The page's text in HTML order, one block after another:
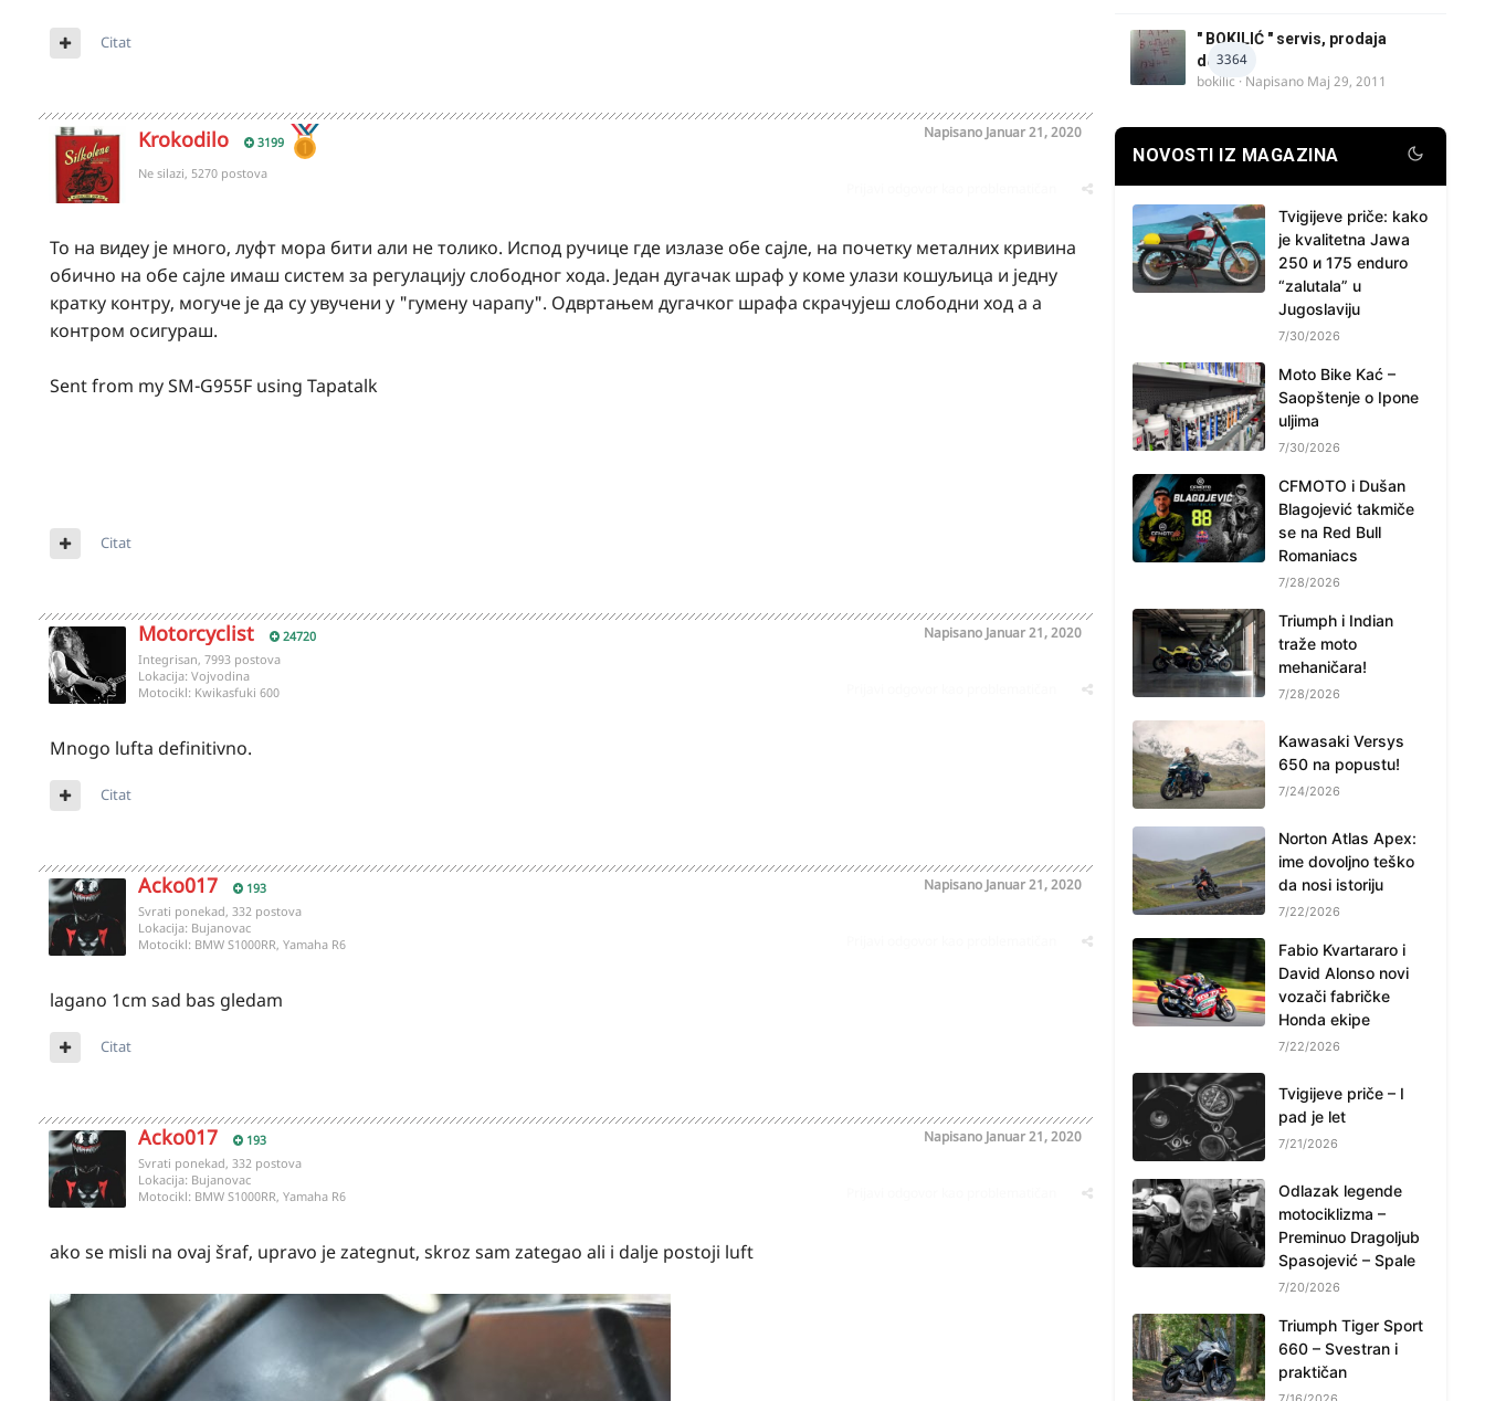
Citat
Krokodilo 3199
Napisano Januar 21, 2020
Ne silazi, 5270 postova
То на видеу је много, луфт мора бити али не толико. Испод ручице где излазе обе сајле, на почетку металних кривина
обично на обе сајле имаш систем за регулацију слободног хода. Један дугачак шраф у коме улази кошуљица и једну
кратку контру, могуче је да су увучени у "гумену чарапу". Одвртањем дугачког шрафа скрачујеш слободни ход а а
контром осигураш.
Sent from my SM-G955F using Tapatalk
Citat
Motorcyclist 24720 Napisano Januar 21, 2020
Integrisan, 7993 postova
Lokacija: Vojvodina
Motocikl: Kwikasfuki 600
Mnogo lufta definitivno.
Citat
Acko017 193 Napisano Januar 21, 2020
Svrati ponekad, 332 postova
Lokacija: Bujanovac
Motocikl: BMW S1000RR, Yamaha R6
lagano 1cm sad bas gledam
Citat
Acko017 193 Napisano Januar 21, 2020
Svrati ponekad, 332 postova
Lokacija: Bujanovac
Motocikl: BMW S1000RR, Yamaha R6
ako se misli na ovaj šraf, upravo je zategnut, skroz sam zategao ali i dalje postoji luft
3364
" BOKILIĆ " servis, prodaja
delova
bokilic · Napisano Maj 29, 2011
NOVOSTI IZ MAGAZINA
Tvigijeve priče: kako
je kvalitetna Jawa
250 и 175 enduro
“zalutala” u
Jugoslaviju
7/30/2026
Moto Bike Kać –
Saopštenje o Ipone
uljima
7/30/2026
CFMOTO i Dušan
Blagojević takmiče
se na Red Bull
Romaniacs
7/28/2026
Triumph i Indian
traže moto
mehaničara!
7/28/2026
Kawasaki Versys
650 na popustu!
7/24/2026
Norton Atlas Apex:
ime dovoljno teško
da nosi istoriju
7/22/2026
Fabio Kvartararo i
David Alonso novi
vozači fabričke
Honda ekipe
7/22/2026
Tvigijeve priče – I
pad je let
7/21/2026
Odlazak legende
motociklizma –
Preminuo Dragoljub
Spasojević – Spale
7/20/2026
Triumph Tiger Sport
660 – Svestran i
praktičan